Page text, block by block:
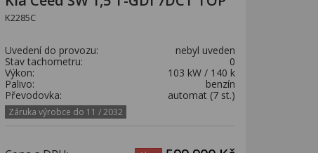
K2285C
Uvedení do provozu:
nebyl uveden
Stav tachometru:
0
Výkon:
103 kW / 140 k
Palivo:
benzín
Převodovka:
automat (7 st.)
Záruka výrobce do 11 / 2032